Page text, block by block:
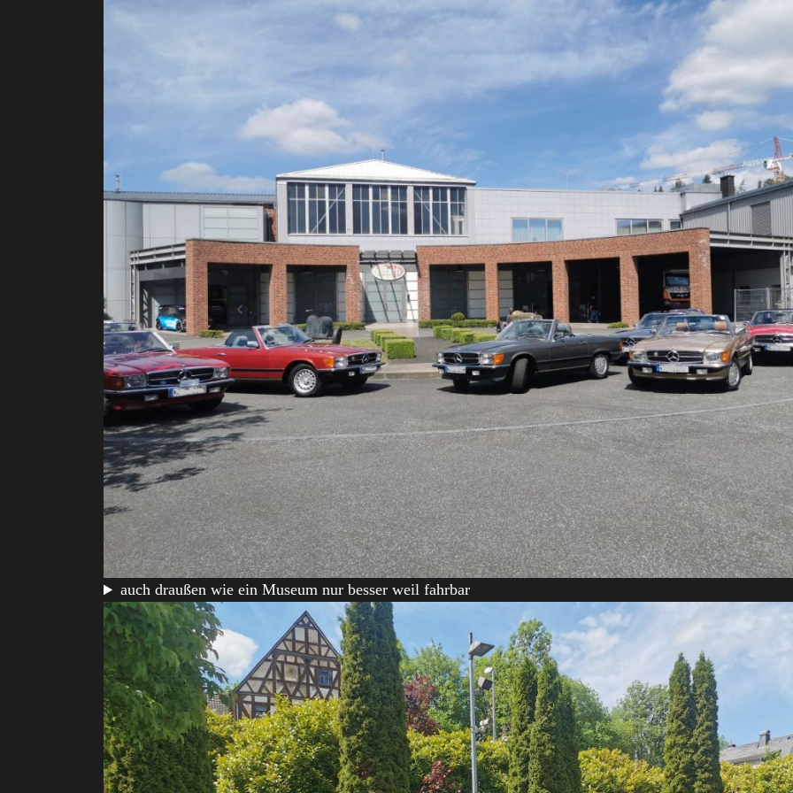
auch draußen wie ein Museum nur besser weil fahrbar